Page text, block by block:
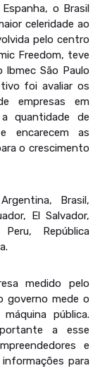
o Brasil
celeridade ao
pelo centro
Freedom, teve
São Paulo
foi avaliar os
empresas em
quantidade de
encarecem as
o crescimento
Brasil,
El Salvador,
República
medido pelo
governo mede o
pública.
a esse
e
para